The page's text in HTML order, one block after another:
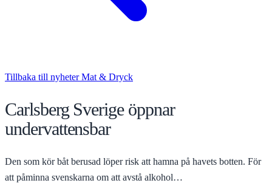
Tillbaka till nyheterMat & Dryck
Carlsberg Sverige öppnar
undervattensbar
Den som kör båt berusad löper risk att hamna på havets botten. För
att påminna svenskarna om att avstå alkohol…